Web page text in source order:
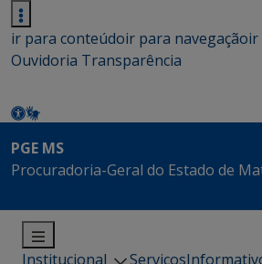
ir para conteúdoir para navegaçãoir
Ouvidoria Transparência
PGE MS
Procuradoria-Geral do Estado de
Institucional Serviços